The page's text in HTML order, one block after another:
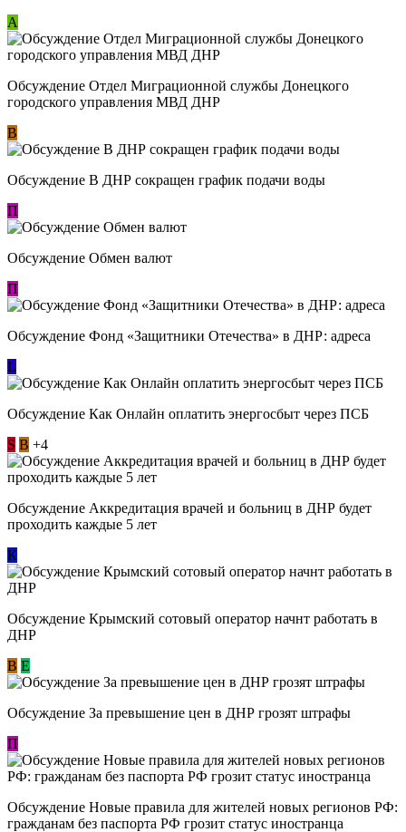
А
Обсуждение Отдел Миграционной службы Донецкого
городского управления МВД ДНР
В
Обсуждение В ДНР сокращен график подачи воды
П
Обсуждение Обмен валют
П
Обсуждение Фонд «Защитники Отечества» в ДНР: адреса
L
Обсуждение ​Как Онлайн оплатить энергосбыт через ПСБ
S В +4
Обсуждение Аккредитация врачей и больниц в ДНР будет
проходить каждые 5 лет
К
Обсуждение Крымский сотовый оператор начнт работать в
ДНР
В E
Обсуждение За превышение цен в ДНР грозят штрафы
П
Обсуждение Новые правила для жителей новых регионов РФ:
гражданам без паспорта РФ грозит статус иностранца